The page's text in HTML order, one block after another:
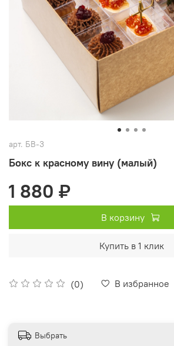
арт. БВ-3
Бокс к красному вину (малый)
(0) В избранное
1 880 ₽
В корзину
Купить в 1 клик
Выбрать